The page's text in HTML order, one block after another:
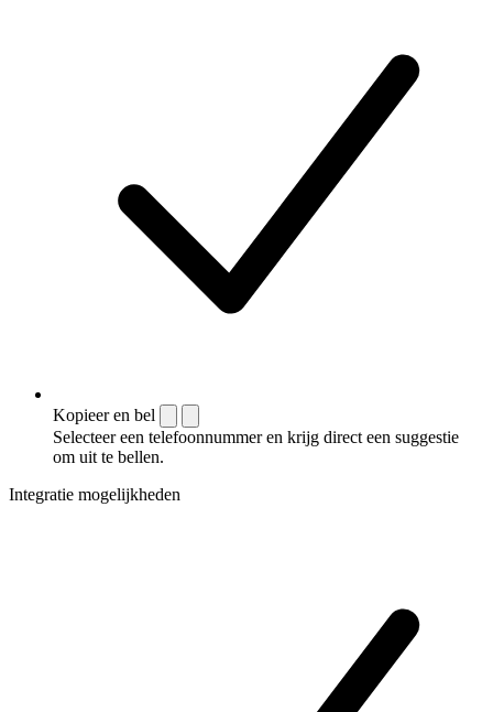
Kopieer en bel
Selecteer een telefoonnummer en krijg direct een suggestie
om uit te bellen.
Integratie mogelijkheden